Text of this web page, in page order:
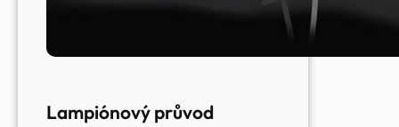
Lampiónový průvod